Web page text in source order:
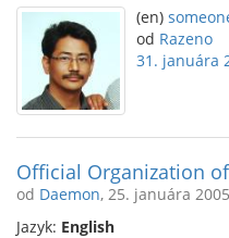
(en)
od Razeno
31. januára
Official Organization
od Daemon, 25. januára 2005
Jazyk: English